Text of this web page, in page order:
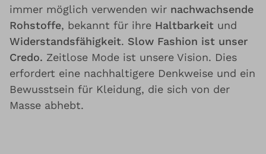
immer möglich verwenden wir nachwachsende
Rohstoffe, bekannt für ihre Haltbarkeit und
Widerstandsfähigkeit. Slow Fashion ist unser
Credo. Zeitlose Mode ist unsere Vision. Dies
erfordert eine nachhaltigere Denkweise und ein
Bewusstsein für Kleidung, die sich von der
Masse abhebt.